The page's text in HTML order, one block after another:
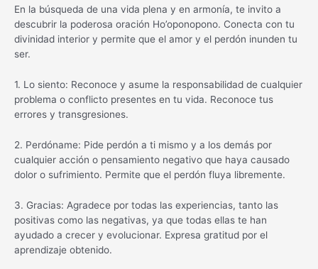
En la búsqueda de una vida plena y en armonía, te invito a
descubrir la poderosa oración Ho’oponopono. Conecta con tu
divinidad interior y permite que el amor y el perdón inunden tu
ser.
1. Lo siento: Reconoce y asume la responsabilidad de cualquier
problema o conflicto presentes en tu vida. Reconoce tus
errores y transgresiones.
2. Perdóname: Pide perdón a ti mismo y a los demás por
cualquier acción o pensamiento negativo que haya causado
dolor o sufrimiento. Permite que el perdón fluya libremente.
3. Gracias: Agradece por todas las experiencias, tanto las
positivas como las negativas, ya que todas ellas te han
ayudado a crecer y evolucionar. Expresa gratitud por el
aprendizaje obtenido.